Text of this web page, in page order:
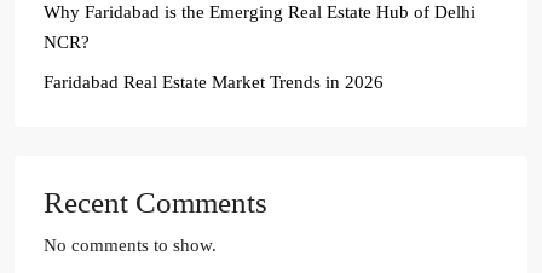
Why Faridabad is the Emerging Real Estate Hub of Delhi
NCR?
Faridabad Real Estate Market Trends in 2026
Recent Comments
No comments to show.